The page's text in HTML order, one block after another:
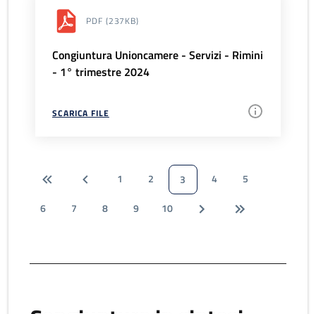
PDF (237KB)
Congiuntura Unioncamere - Servizi - Rimini
- 1° trimestre 2024
SCARICA FILE
1 2 3 4
5
6
7 8 9 10